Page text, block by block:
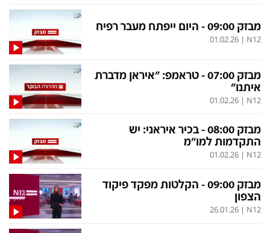
מבזק 09:00 - היום ייפתח מעבר רפיח
N12
|
01.02.26
מבזק 07:00 - טראמפ: "איראן מדברת
איתנו"
N12
|
01.02.26
מבזק 08:00 - בכיר איראני: יש
התקדמות למו"מ
N12
|
01.02.26
מבזק 09:00 - הקלטות מפקד פיקוד
הצפון
N12
|
26.01.26